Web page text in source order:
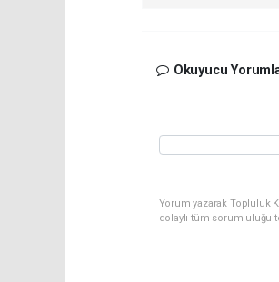
Okuyucu
Yorum yazarak Topluluk
dolaylı tüm sorumluluğu